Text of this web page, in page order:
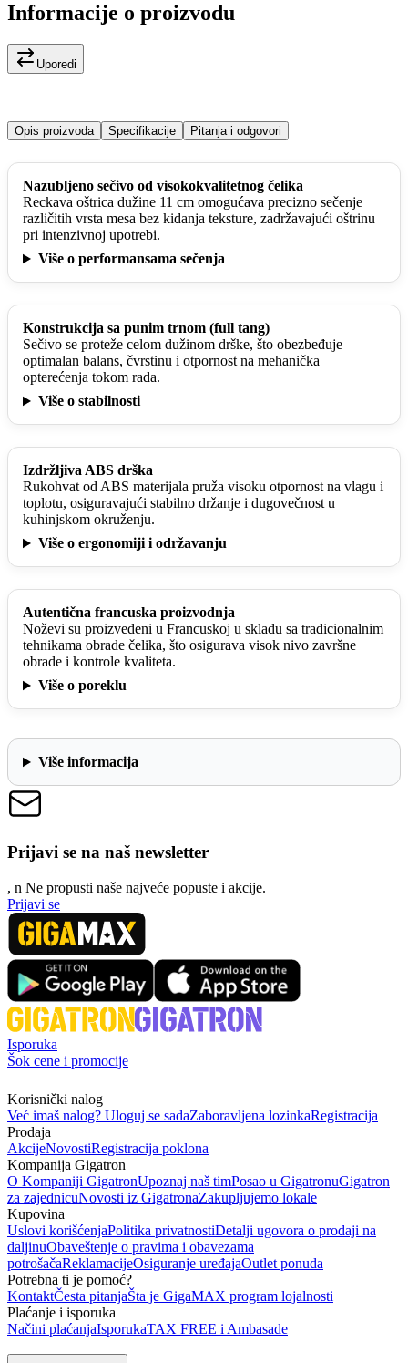
Informacije o proizvodu
Uporedi
Opis proizvoda Specifikacije Pitanja i odgovori
Nazubljeno sečivo od visokokvalitetnog čelika
Reckava oštrica dužine 11 cm omogućava precizno sečenje
različitih vrsta mesa bez kidanja teksture, zadržavajući oštrinu
pri intenzivnoj upotrebi.
Više o performansama sečenja
Konstrukcija sa punim trnom (full tang)
Sečivo se proteže celom dužinom drške, što obezbeđuje
optimalan balans, čvrstinu i otpornost na mehanička
opterećenja tokom rada.
Više o stabilnosti
Izdržljiva ABS drška
Rukohvat od ABS materijala pruža visoku otpornost na vlagu i
toplotu, osiguravajući stabilno držanje i dugovečnost u
kuhinjskom okruženju.
Više o ergonomiji i održavanju
Autentična francuska proizvodnja
Noževi su proizvedeni u Francuskoj u skladu sa tradicionalnim
tehnikama obrade čelika, što osigurava visok nivo završne
obrade i kontrole kvaliteta.
Više o poreklu
Više informacija
Prijavi se na naš newsletter
, n Ne propusti naše najveće popuste i akcije.
Prijavi se
Isporuka
Šok cene i promocije
Korisnički nalog
Već imaš nalog? Uloguj se sadaZaboravljena lozinkaRegistracija
Prodaja
AkcijeNovostiRegistracija poklona
Kompanija Gigatron
O Kompaniji GigatronUpoznaj naš timPosao u GigatronuGigatron
za zajednicuNovosti iz GigatronaZakupljujemo lokale
Kupovina
Uslovi korišćenjaPolitika privatnostiDetalji ugovora o prodaji na
daljinuObaveštenje o pravima i obavezama
potrošačaReklamacijeOsiguranje uređajaOutlet ponuda
Potrebna ti je pomoć?
KontaktČesta pitanjaŠta je GigaMAX program lojalnosti
Plaćanje i isporuka
Načini plaćanjaIsporukaTAX FREE i Ambasade